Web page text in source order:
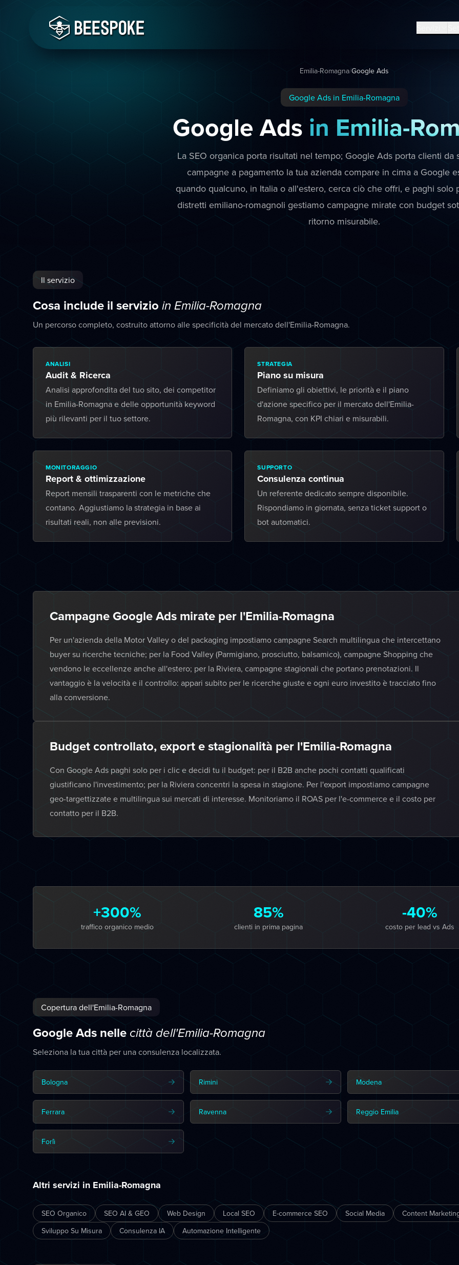
Emilia-Romagna/Google Ads
Google Ads in Emilia-Romagna
Google Ads in Emilia-
La SEO organica porta risultati nel tempo; Google Ads porta clienti da
campagne a pagamento la tua azienda compare in cima a Google
quando qualcuno, in Italia o all'estero, cerca ciò che offri, e paghi solo
distretti emiliano-romagnoli gestiamo campagne mirate con budget
ritorno misurabile.
Il servizio
Cosa include il servizio in Emilia-Romagna
Un percorso completo, costruito attorno alle specificità del mercato dell'Emilia-Romagna.
ANALISI
Audit & Ricerca
Analisi approfondita del tuo sito, dei competitor
in Emilia-Romagna e delle opportunità keyword
più rilevanti per il tuo settore.
STRATEGIA
Piano su misura
Definiamo gli obiettivi, le priorità e il piano
d'azione specifico per il mercato dell'Emilia-
Romagna, con KPI chiari e misurabili.
MONITORAGGIO
Report & ottimizzazione
Report mensili trasparenti con le metriche che
contano. Aggiustiamo la strategia in base ai
risultati reali, non alle previsioni.
SUPPORTO
Consulenza continua
Un referente dedicato sempre disponibile.
Rispondiamo in giornata, senza ticket support o
bot automatici.
Campagne Google Ads mirate per l'Emilia-Romagna
Per un'azienda della Motor Valley o del packaging impostiamo campagne Search multilingua che intercettano
buyer su ricerche tecniche; per la Food Valley (Parmigiano, prosciutto, balsamico), campagne Shopping che
vendono le eccellenze anche all'estero; per la Riviera, campagne stagionali che portano prenotazioni. Il
vantaggio è la velocità e il controllo: appari subito per le ricerche giuste e ogni euro investito è tracciato fino
alla conversione.
Budget controllato, export e stagionalità per l'Emilia-Romagna
Con Google Ads paghi solo per i clic e decidi tu il budget: per il B2B anche pochi contatti qualificati
giustificano l'investimento; per la Riviera concentri la spesa in stagione. Per l'export impostiamo campagne
geo-targettizzate e multilingua sui mercati di interesse. Monitoriamo il ROAS per l'e-commerce e il costo per
contatto per il B2B.
+300%
traffico organico medio
85%
clienti in prima pagina
-40%
costo per lead vs Ads
Copertura dell'Emilia-Romagna
Google Ads nelle città dell'Emilia-Romagna
Seleziona la tua città per una consulenza localizzata.
Bologna Rimini Modena
Ferrara Ravenna Reggio Emilia
Forlì
Altri servizi in Emilia-Romagna
SEO Organico SEO AI & GEO Web Design Local SEO E-commerce SEO Social Media
Content
Sviluppo Su Misura
Consulenza IA Automazione Intelligente